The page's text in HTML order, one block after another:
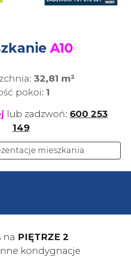
A10
32,81 m²
pokoi: 1
lub zadzwoń: 600 253
149
mieszkania
na PIĘTRZE 2
kondygnacje